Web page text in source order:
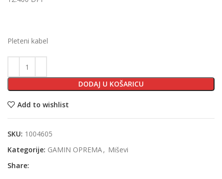
Pleteni kabel
DODAJ U KOŠARICU
Add to wishlist
SKU: 1004605
Kategorije: GAMIN OPREMA, Miševi
Share: